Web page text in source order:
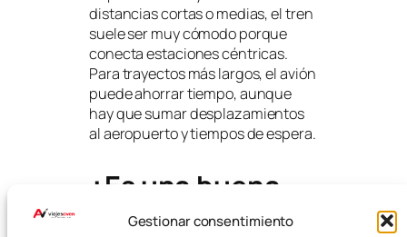
Gestionar consentimiento
distancias cortas o medias, el tren
suele ser muy cómodo porque
conecta estaciones céntricas.
Para trayectos más largos, el avión
puede ahorrar tiempo, aunque
hay que sumar desplazamientos
al aeropuerto y tiempos de espera.
¿Es una buena
ruta para un